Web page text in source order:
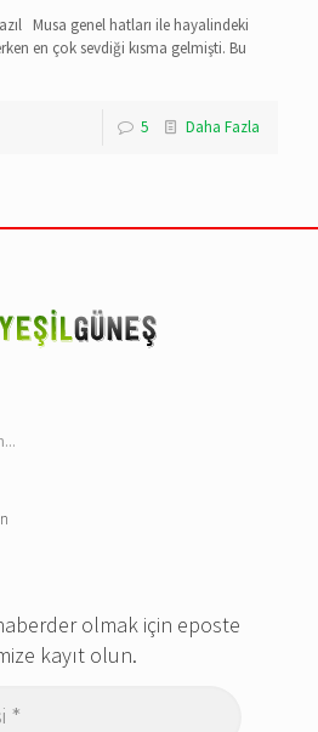
Musa genel hatları ile hayalindeki
en çok sevdiği kısma gelmişti. Bu
5 Daha Fazla
olmak için eposte
kayıt olun.